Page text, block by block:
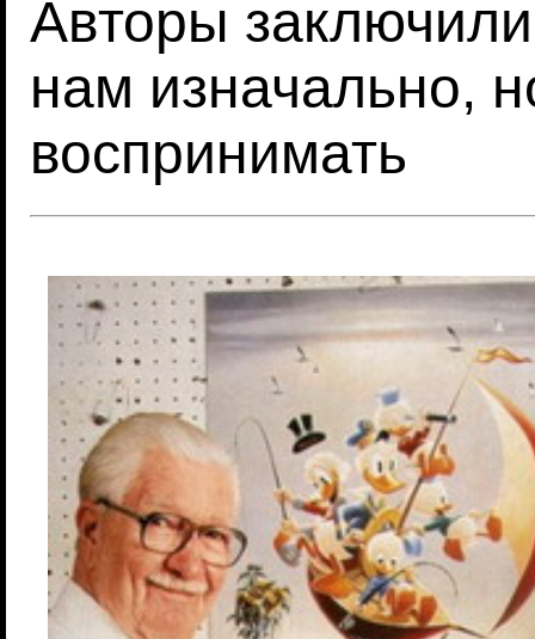
Авторы
нам изначально,
воспринимать